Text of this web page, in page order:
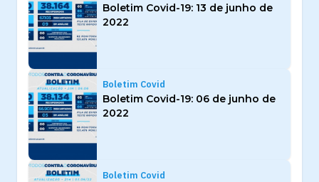
Boletim Covid-19: 13 de junho de
2022
Boletim Covid
Boletim Covid-19: 06 de junho de
2022
Boletim Covid